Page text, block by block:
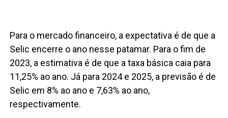
Para o mercado financeiro, a expectativa é de que a
Selic encerre o ano nesse patamar. Para o fim de
2023, a estimativa é de que a taxa básica caia para
11,25% ao ano. Já para 2024 e 2025, a previsão é de
Selic em 8% ao ano e 7,63% ao ano,
respectivamente.